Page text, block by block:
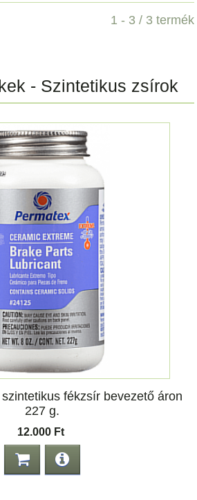
1 - 3 / 3 termék
- Szintetikus zsírok
fékzsír bevezető áron
227 g.
12.000 Ft